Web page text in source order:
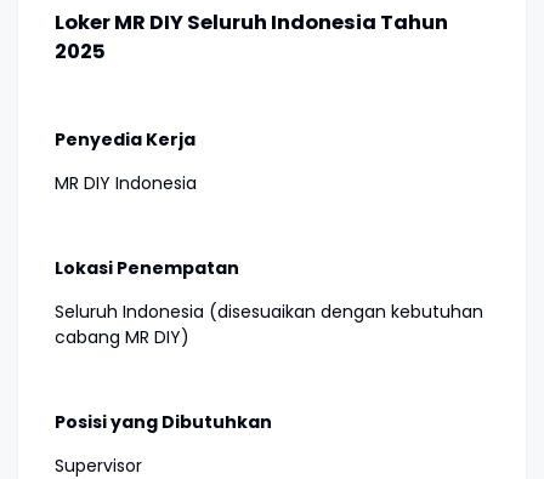
Loker MR DIY Seluruh Indonesia Tahun
2025
Penyedia Kerja
MR DIY Indonesia
Lokasi Penempatan
Seluruh Indonesia (disesuaikan dengan kebutuhan
cabang MR DIY)
Posisi yang Dibutuhkan
Supervisor